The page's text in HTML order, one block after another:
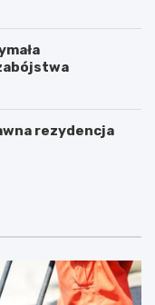
rezydencja